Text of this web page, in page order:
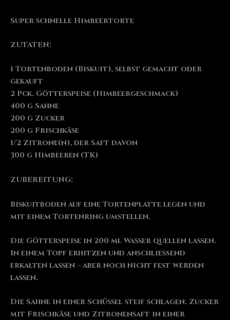
Super schnelle Himbeertorte
ZUTATEN:
1 Tortenboden (Biskuit), selbst gemacht oder
gekauft
2 Pck. Götterspeise (Himbeergeschmack)
400 g Sahne
200 g Zucker
200 g Frischkäse
1/2 Zitrone(n), der Saft davon
300 g Himbeeren (TK)
ZUBEREITUNG:
Biskuitboden auf eine Tortenplatte legen und
mit einem Tortenring umstellen.
Die Götterspeise in 200 ml Wasser quellen lassen.
In einem Topf erhitzen und anschließend
erkalten lassen – aber noch nicht fest werden
lassen.
Die Sahne in einer Schüssel steif schlagen. Zucker
mit Frischkäse und Zitronensaft in einer